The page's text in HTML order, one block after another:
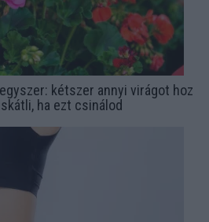
kétszer annyi virágot hoz
ha ezt csinálod